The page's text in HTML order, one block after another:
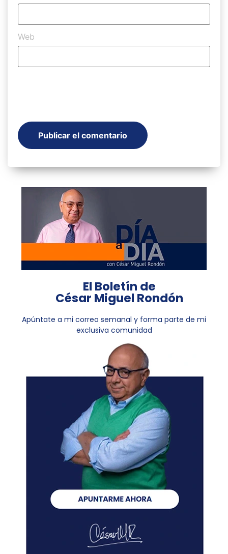
Web
El Boletín de
César Miguel Rondón
Apúntate a mi correo semanal y forma parte de mi
exclusiva comunidad